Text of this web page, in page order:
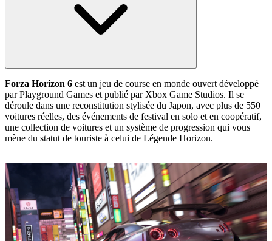
Forza Horizon 6 est un jeu de course en monde ouvert développé
par Playground Games et publié par Xbox Game Studios. Il se
déroule dans une reconstitution stylisée du Japon, avec plus de 550
voitures réelles, des événements de festival en solo et en coopératif,
une collection de voitures et un système de progression qui vous
mène du statut de touriste à celui de Légende Horizon.